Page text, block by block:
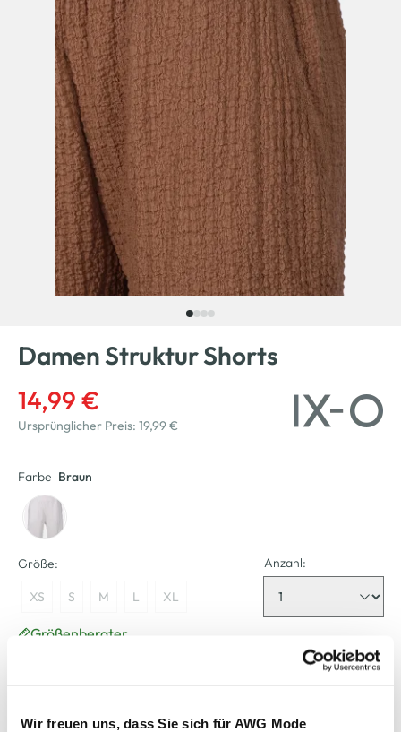
Wir freuen uns, dass Sie sich für AWG Mode
Damen Struktur Shorts
14,99 €
Ursprünglicher Preis: 19,99 €
Farbe Braun
Größe:
XS S M L XL
Anzahl:
Größenberater
Nicht mehr für den Versand verfügbar